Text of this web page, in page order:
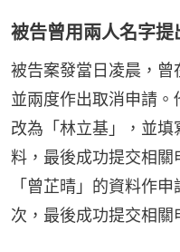
被告曾用兩人名字提
被告案發當日凌晨，曾
並兩度作出取消申請
改為「林立基」，並
料，最後成功提交相關
「曾芷晴」的資料作
次，最後成功提交相關